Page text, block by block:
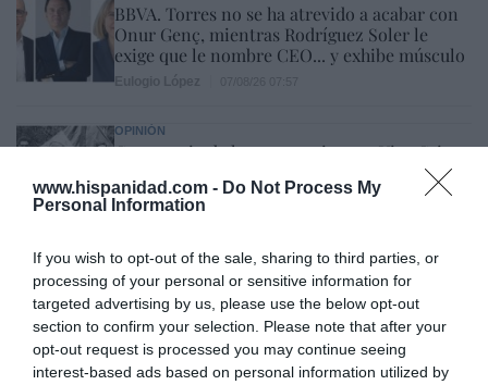
www.hispanidad.com - Do Not Process My
Personal Information
If you wish to opt-out of the sale, sharing to third parties, or
processing of your personal or sensitive information for
targeted advertising by us, please use the below opt-out
section to confirm your selection. Please note that after your
opt-out request is processed you may continue seeing
interest-based ads based on personal information utilized by
BBVA. Torres no se ha atrevido a acabar con
Onur Genç, mientras Rodríguez Soler le
exige que le nombre CEO... y exhibe músculo
OPINIÓN
Centenario de la guerra cristera: ¡Viva Cristo
José Vicente Martínez
No toda crítica a un obispo supone una falta
de respeto
Gonzalo Sáenz
ECONOMÍA